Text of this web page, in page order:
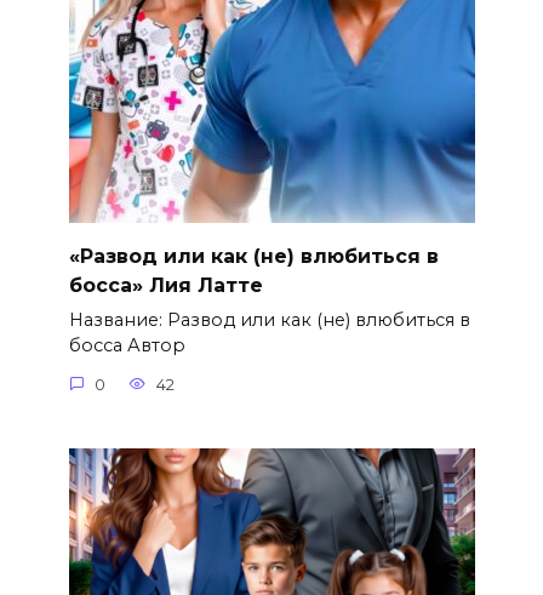
«Развод или как (не) влюбиться в
босса» Лия Латте
Название: Развод или как (не) влюбиться в
босса Автор
0 42